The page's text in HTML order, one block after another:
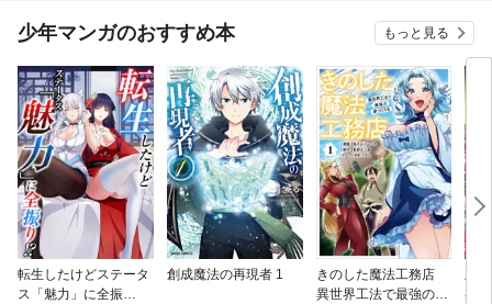
少年マンガのおすすめ本 もっと見る
転生したけどステータ
ス「魅力」に全振
創成魔法の再現者 1
きのした魔法工務店
異世界工法で最強の家
兆